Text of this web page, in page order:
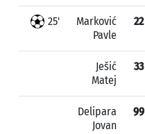
25'
Marković
Pavle
22
Ješić
Matej
33
Delipara
Jovan
99